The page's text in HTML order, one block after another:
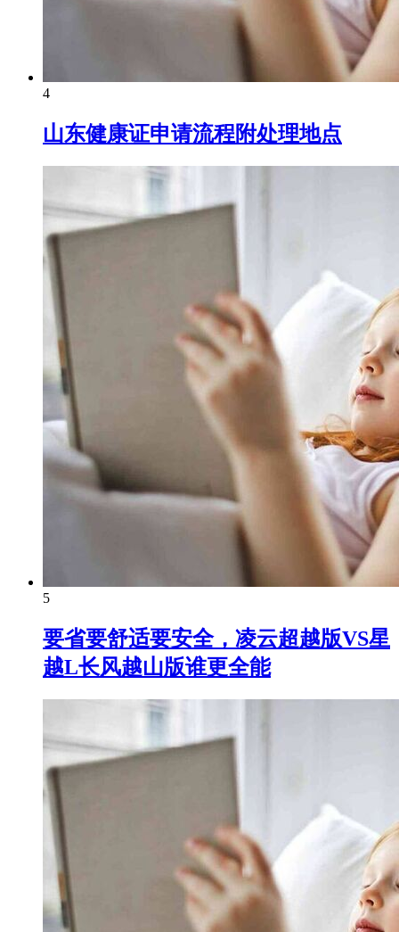
4
山东健康证申请流程附处理地点
5
要省要舒适要安全，凌云超越版VS星
越L长风越山版谁更全能